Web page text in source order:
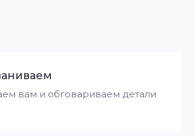
вам и обговариваем детали